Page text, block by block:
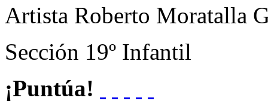
Artista Roberto Moratalla
Sección 19º Infantil
¡Puntúa!